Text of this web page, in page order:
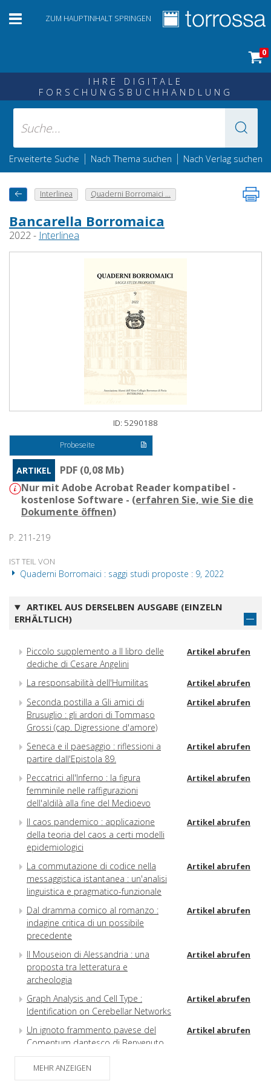
ZUM HAUPTINHALT SPRINGEN
0
IHRE DIGITALE
FORSCHUNGSBUCHHANDLUNG
Erweiterte Suche | Nach Thema suchen | Nach Verlag suchen
Interlinea Quaderni Borromaici ...
Bancarella Borromaica
2022 - Interlinea
ID: 5290188
Probeseite
ARTIKEL
PDF (0,08 Mb)
Nur mit Adobe Acrobat Reader kompatibel -
kostenlose Software - (erfahren Sie, wie Sie die
Dokumente öffnen)
P. 211-219
IST TEIL VON
Quaderni Borromaici : saggi studi proposte : 9, 2022
ARTIKEL AUS DERSELBEN AUSGABE (EINZELN
ERHÄLTLICH)
Piccolo supplemento a Il libro delle
dediche di Cesare Angelini
Artikel abrufen
La responsabilità dell'Humilitas Artikel abrufen
Seconda postilla a Gli amici di
Brusuglio : gli ardori di Tommaso
Grossi (cap. Digressione d'amore)
Artikel abrufen
Seneca e il paesaggio : riflessioni a
partire dall'Epistola 89.
Artikel abrufen
Peccatrici all'Inferno : la figura
femminile nelle raffigurazioni
dell'aldilà alla fine del Medioevo
Artikel abrufen
Il caos pandemico : applicazione
della teoria del caos a certi modelli
epidemiologici
Artikel abrufen
La commutazione di codice nella
messaggistica istantanea : un'analisi
linguistica e pragmatico-funzionale
Artikel abrufen
Dal dramma comico al romanzo :
indagine critica di un possibile
precedente
Artikel abrufen
Il Mouseion di Alessandria : una
proposta tra letteratura e
archeologia
Artikel abrufen
Graph Analysis and Cell Type :
Identification on Cerebellar Networks
Artikel abrufen
Un ignoto frammento pavese del
Comentum dantesco di Benvenuto
da Imola
Artikel abrufen
Due profili borromaici : Antonio Terzi
MEHR ANZEIGEN